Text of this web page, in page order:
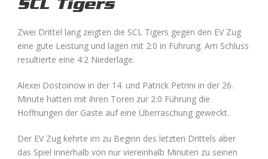
SCL Tigers
Zwei Drittel lang zeigten die SCL Tigers gegen den EV Zug
eine gute Leistung und lagen mit 2:0 in Führung. Am Schluss
resultierte eine 4:2 Niederlage.
Alexei Dostoinow in der 14. und Patrick Petrini in der 26.
Minute hatten mit ihren Toren zur 2:0 Führung die
Hoffnungen der Gäste auf eine Überraschung geweckt.
Der EV Zug kehrte im zu Beginn des letzten Drittels aber
das Spiel innerhalb von nur viereinhalb Minuten zu seinen